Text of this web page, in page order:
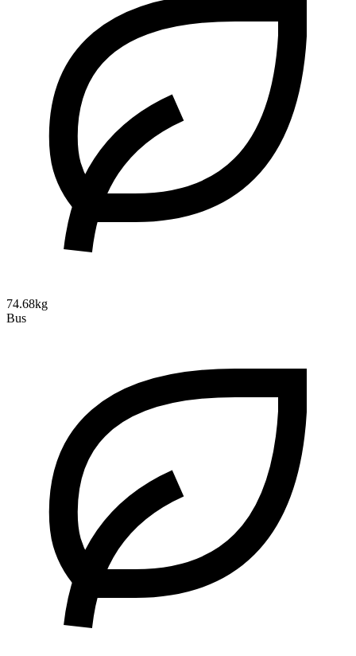
74.68kg
Bus